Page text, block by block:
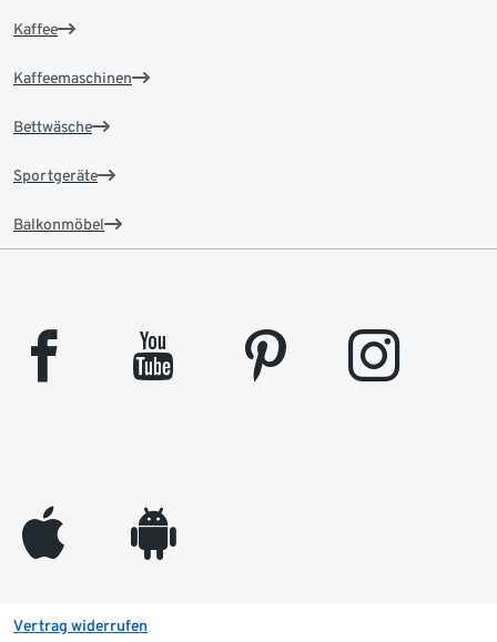
Kaffee
Kaffeemaschinen
Bettwäsche
Sportgeräte
Balkonmöbel
facebook youtube pinterest instagram
appleinc android
Vertrag widerrufen